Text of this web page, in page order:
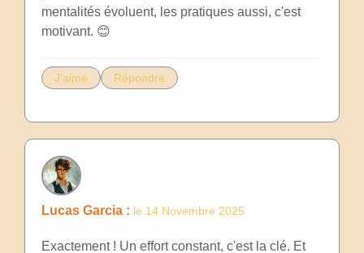
mentalités évoluent, les pratiques aussi, c'est
motivant. 😊
J'aime Répondre
Lucas Garcia : le 14 Novembre 2025
Exactement ! Un effort constant, c'est la clé. Et